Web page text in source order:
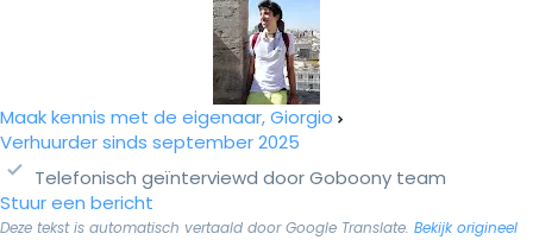
Maak kennis met de eigenaar, Giorgio
Verhuurder sinds september 2025
Telefonisch geïnterviewd door Goboony team
Stuur een bericht
Deze tekst is automatisch vertaald door Google Translate. Bekijk origineel